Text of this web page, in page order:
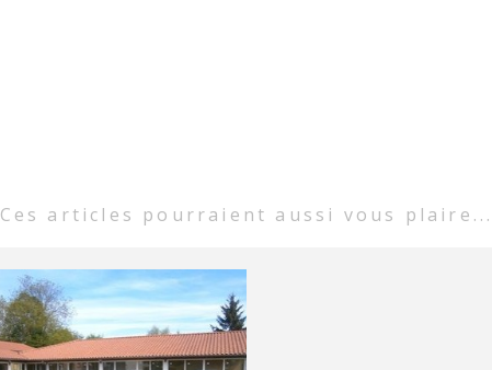
Ces articles pourraient aussi vous